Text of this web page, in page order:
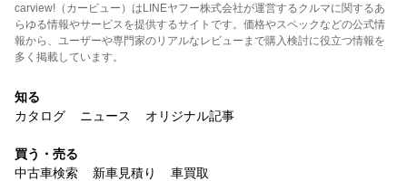
carview!（カービュー）はLINEヤフー株式会社が運営するクルマに関するあ
らゆる情報やサービスを提供するサイトです。価格やスペックなどの公式情
報から、ユーザーや専門家のリアルなレビューまで購入検討に役立つ情報を
多く掲載しています。
知る
カタログ
ニュース オリジナル記事
買う・売る
中古車検索
新車見積り 車買取